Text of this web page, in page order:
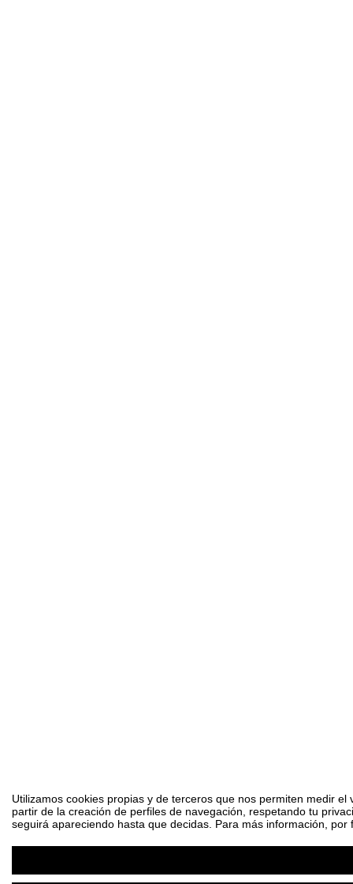
Utilizamos cookies propias y de terceros que nos permiten medir
partir de la creación de perfiles de navegación, respetando tu
seguirá apareciendo hasta que decidas. Para más información,